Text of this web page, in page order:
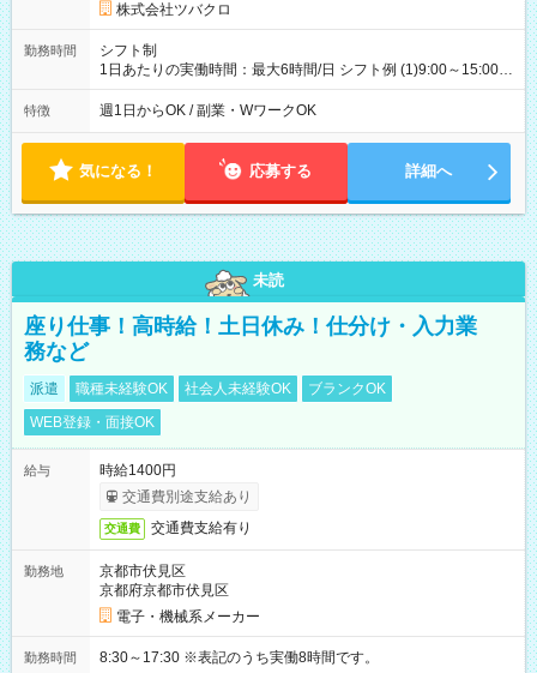
株式会社ツバクロ
勤務時間
シフト制
1日あたりの実働時間：最大6時間/日 シフト例 (1)9:00～15:00
(2)9:00～16:00 上記以外の時間帯もご都合にあわせることが可
能です。 週2～5日 土日のお休みにも対応！
特徴 週1日からOK / 副業・WワークOK
気になる！ 応募する 詳細へ
未読
座り仕事！高時給！土日休み！仕分け・入力業
務など
派遣 職種未経験OK 社会人未経験OK
ブランクOK
WEB登録・面接OK
給与
時給1400円
交通費別途支給あり
交通費 交通費支給有り
勤務地
京都市伏見区
京都府京都市伏見区
電子・機械系メーカー
勤務時間 8:30～17:30 ※表記のうち実働8時間です。